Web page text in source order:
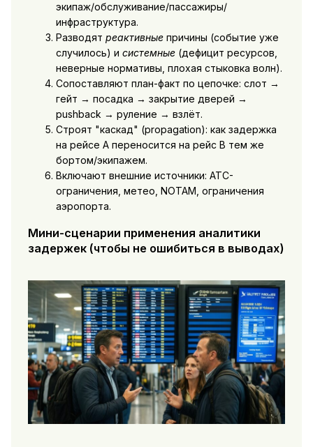
экипаж/обслуживание/пассажиры/
инфраструктура.
Разводят реактивныепричины (событие уже
случилось) и системные(дефицит ресурсов,
неверные нормативы, плохая стыковка волн).
Сопоставляют план-факт по цепочке: слот →
гейт → посадка → закрытие дверей →
pushback → руление → взлёт.
Строят "каскад" (propagation): как задержка
на рейсе A переносится на рейс B тем же
бортом/экипажем.
Включают внешние источники: ATC-
ограничения, метео, NOTAM, ограничения
аэропорта.
Мини-сценарии применения аналитики
задержек (чтобы не ошибиться в выводах)